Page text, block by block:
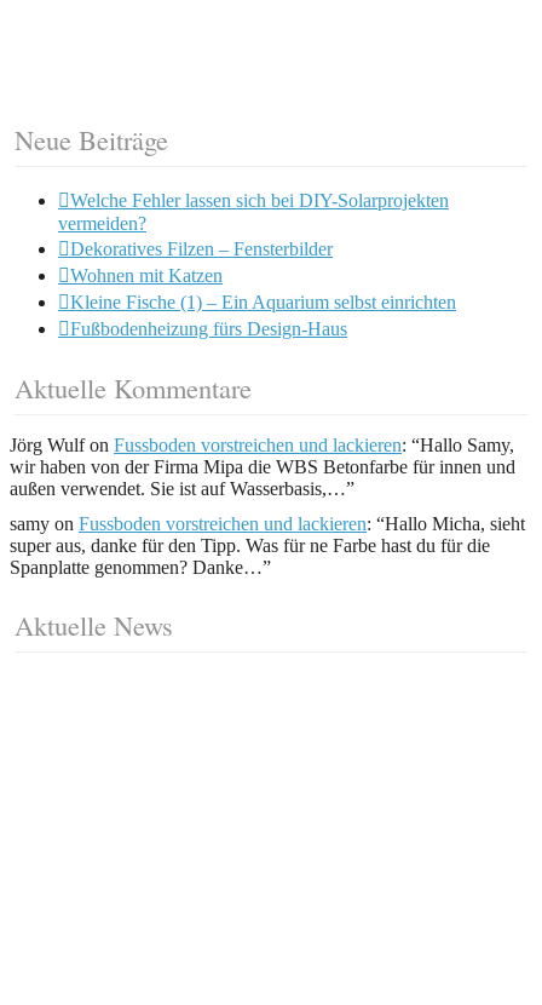
Neue Beiträge
Welche Fehler lassen sich bei DIY-Solarprojekten
vermeiden?
Dekoratives Filzen – Fensterbilder
Wohnen mit Katzen
Kleine Fische (1) – Ein Aquarium selbst einrichten
Fußbodenheizung fürs Design-Haus
Aktuelle Kommentare
Jörg Wulfon Fussboden vorstreichen und lackieren: “Hallo Samy,
wir haben von der Firma Mipa die WBS Betonfarbe für innen und
außen verwendet. Sie ist auf Wasserbasis,…”
samy on Fussboden vorstreichen und lackieren: “Hallo Micha, sieht
super aus, danke für den Tipp. Was für ne Farbe hast du für die
Spanplatte genommen? Danke…”
Aktuelle News